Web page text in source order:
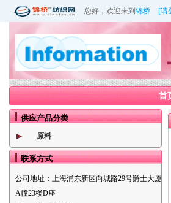
您好，欢迎来到 锦桥 [请
首
供应产品分类
原料
联系方式
公司地址： 上海浦东新区向城路29号爵士大厦
A幢23楼D座